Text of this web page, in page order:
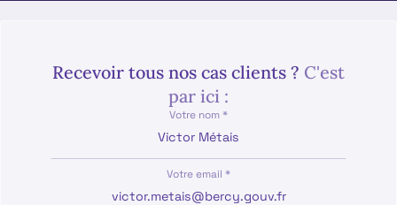
Recevoir tous nos cas clients ? C'est
par ici :
Votre nom *
Votre email *